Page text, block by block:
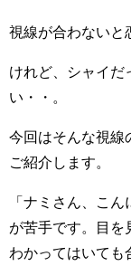
視線が合わないと
けれど、シャイだ
い・・。
今回はそんな視線
ご紹介します。
「ナミさん、こ
が苦手です。目を
わかってはいても